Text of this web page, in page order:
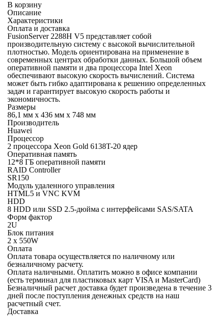
В корзину
Описание
Характеристики
Оплата и доставка
FusionServer 2288H V5 представляет собой
производительную систему с высокой вычислительной
плотностью. Модель ориентирована на применение в
современных центрах обработки данных. Большой объем
оперативной памяти и два процессора Intel Xeon
обеспечивают высокую скорость вычислений. Система
может быть гибко адаптирована к решению определенных
задач и гарантирует высокую скорость работы и
экономичность.
Размеры
86,1 мм x 436 мм x 748 мм
Производитель
Huawei
Процессор
2 процессора Xeon Gold 6138T-20 ядер
Оперативная память
12*8 ГБ оперативной памяти
RAID Controller
SR150
Модуль удаленного управления
HTML5 и VNC KVM
HDD
8 HDD или SSD 2.5-дюйма с интерфейсами SAS/SATA
Форм фактор
2U
Блок питания
2 х 550W
Оплата
Оплата товара осуществляется по наличному или
безналичному расчету.
Оплата наличными. Оплатить можно в офисе компании
(есть терминал для пластиковых карт VISA и MasterCard)
Безналичный расчет доставка будет произведена в течение 3
дней после поступления денежных средств на наш
расчетный счет.
Доставка